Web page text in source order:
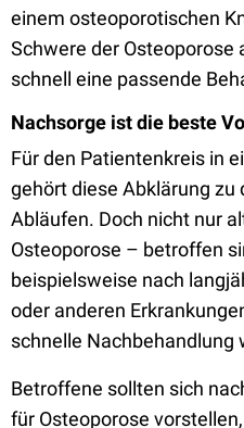
einem osteoporotischen
Schwere der
schnell eine passende
Nachsorge ist die beste
Für den Patientenkreis in
gehört diese Abklärung
Abläufen. Doch nicht nur
Osteoporose – betroffen
beispielsweise nach
oder anderen
schnelle Nachbehandlung
Betroffene sollten sich
für Osteoporose